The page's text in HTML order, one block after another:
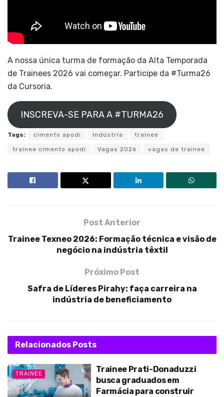
A nossa única turma de formação da Alta Temporada
de Trainees 2026 vai começar. Participe da #Turma26
da Cursoria.
INSCREVA-SE PARA A #TURMA26
Tags: cimento apodi Indústria trainee
trainee cimento apodi Vagas 2026 vagas de trainee
Post Anterior
Trainee Texneo 2026: Formação técnica e visão de
negócio na indústria têxtil
Próximo Post
Safra de Líderes Pirahy: faça carreira na
indústria de beneficiamento
Relacionados Posts
TRAINEE
Trainee Prati-Donaduzzi
busca graduados em
Farmácia para construir